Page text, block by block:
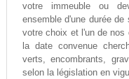
votre immeuble ou
ensemble d'une durée
votre choix et l'un de nos
la date convenue
verts, encombrants,
selon la législation en